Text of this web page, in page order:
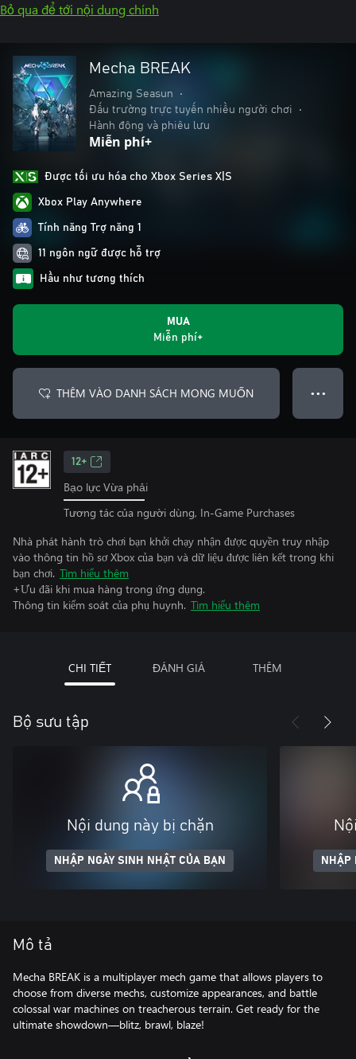
Bỏ qua để tới nội dung chính
Mecha BREAK
Amazing Seasun
•
Đấu trường trực tuyến nhiều người chơi
•
Hành động và phiêu lưu
Miễn phí+
Được tối ưu hóa cho Xbox Series X|S
Xbox Play Anywhere
Tính năng Trợ năng 1
11 ngôn ngữ được hỗ trợ
Hầu như tương thích
MUA
Miễn phí+
THÊM VÀO DANH SÁCH MONG MUỐN ● ● ●
12+
Bạo lực Vừa phải
Tương tác của người dùng, In-Game Purchases
Nhà phát hành trò chơi bạn khởi chạy nhận được quyền truy nhập
vào thông tin hồ sơ Xbox của bạn và dữ liệu được liên kết trong khi
bạn chơi. Tìm hiểu thêm
+Ưu đãi khi mua hàng trong ứng dụng.
Thông tin kiểm soát của phụ huynh. Tìm hiểu thêm
CHI TIẾT ĐÁNH GIÁ THÊM
Bộ sưu tập
Nội dung này bị chặn
NHẬP NGÀY SINH NHẬT CỦA BẠN NHẬP
Mô tả
Mecha BREAK is a multiplayer mech game that allows players to
choose from diverse mechs, customize appearances, and battle
colossal war machines on treacherous terrain. Get ready for the
ultimate showdown—blitz, brawl, blaze!